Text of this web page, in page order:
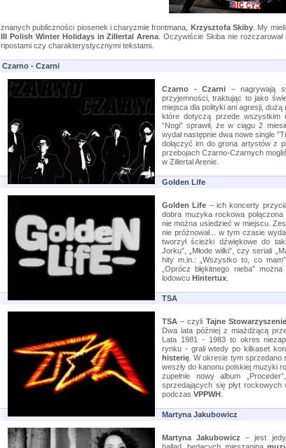
znanych publiczności piosenek i charyzmie frontmana, Krzysztofa Skiby . My
III Polish Winter Holidays in Zillertal Arena . Oczywiście Skiba nie
ripostami czy charakterystycznymi tekstami.
Czarno - Czarni
Czarno - Czarni – nagrywają
przyjemności, traktując to jako
miejsca dla polityki ani agresji,
które dotyczą przede
“Nogi” sprawił, że w ciągu 2
wydał następnie dwa nowe single
dołączyć im do grona artystów z
przebojach Czarno-Czarnych
w Zillertal Arenie.
Golden Life
Golden Life – ich koncerty
dobra muzyka rockowa
nie można usiedzieć w miejscu.
nie próżnował... w tym czasie
tworzył ścieżki dźwiękowe do
Jorku”, „Młode wilki”, czy seriali
hity m.in.: „Wszystko to, co
„Oprócz błękitnego nieba”
lodowcu Hintertux
TSA
TSA – czyli Tajne
Dwa lata później z miażdżącą
Lata 1981 - 1983 to okres
rynku - grali wtedy po kilkaset
histerię . W okresie tym
weszły do kanonu polskiej muzyki
zupełnie nowy album
sprzedających się płyt rockowych
podczas VPPWH
Martyna Jakubowicz
Martyna Jakubowicz – jest